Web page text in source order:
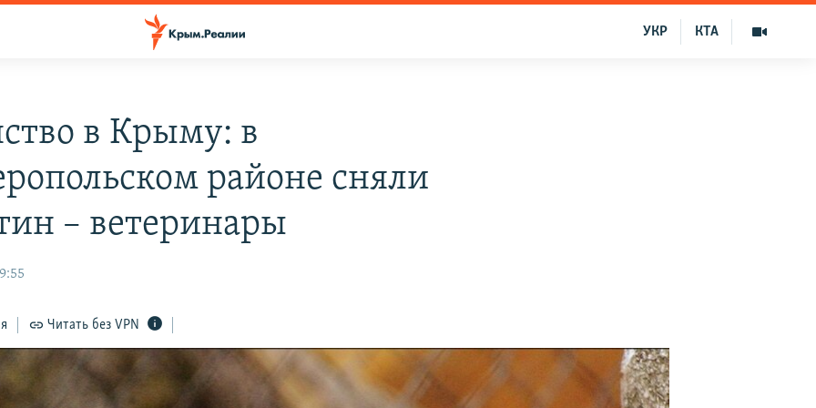
КТА
УКР
в Крыму: в
районе сняли
– ветеринары
Читать без VPN